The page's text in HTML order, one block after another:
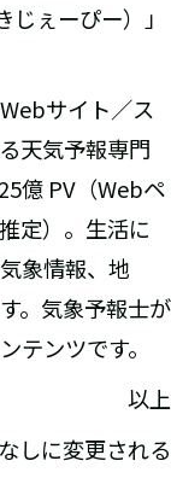
ぇーぴー）」
サイト／ス
天気予報専門
億 PV（Webペ
定）。生活に
象情報、地
。気象予報士が
テンツです。
以上
しに変更される